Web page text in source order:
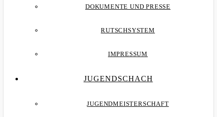
DOKUMENTE UND PRESSE
RUTSCHSYSTEM
IMPRESSUM
JUGENDSCHACH
JUGENDMEISTERSCHAFT